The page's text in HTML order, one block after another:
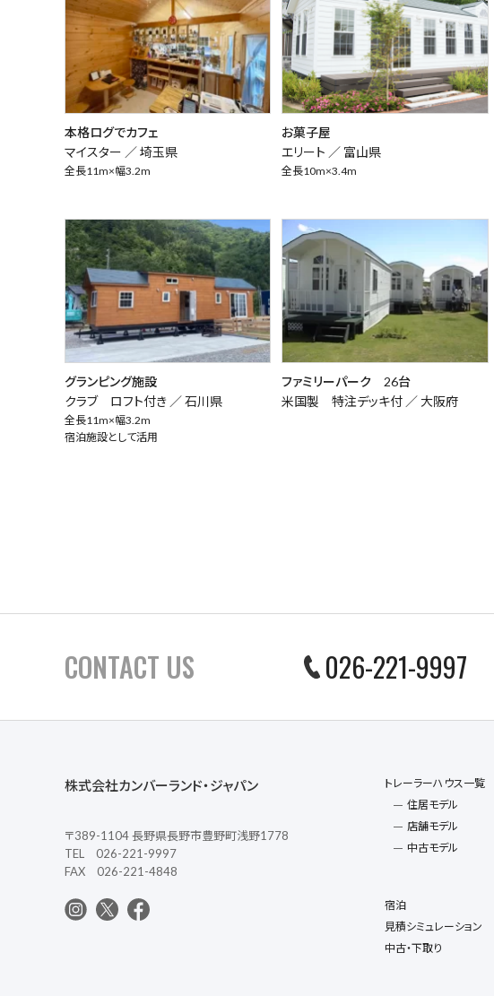
本格ログでカフェ
マイスター ／埼玉県
全長11m×幅3.2m
お菓子屋
エリート ／ 富山県
全長10m×3.4m
グランピング施設
クラブ ロフト付き ／石川県
全長11m×幅3.2m
宿泊施設として活用
ファミリーパーク 26台
米国製 特注デッキ付 ／大阪府
CONTACT US 026-221-9997
株式会社カンバーランド・ジャパン
〒389-1104 長野県長野市豊野町浅野1778
TEL 026-221-9997
FAX 026-221-4848
トレーラーハウス一覧
住居モデル
店舗モデル
中古モデル
宿泊
見積シミュレーション
中古・下取り